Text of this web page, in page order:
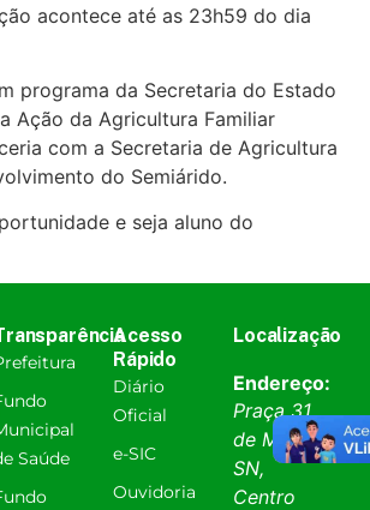
acontece até as 23h59 do dia
programa da Secretaria do Estado
Ação da Agricultura Familiar
com a Secretaria de Agricultura
do Semiárido.
e seja aluno do
Saúde
Acesso
Rápido
Diário
Oficial
e-SIC
Ouvidoria
Localização
Endereço:
Praça 31
de Março,
SN,
Centro